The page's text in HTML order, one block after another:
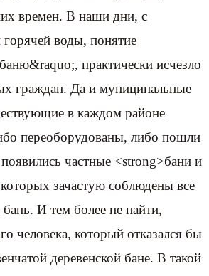
времен. В наши дни, с
горячей воды, понятие
практически исчезло
граждан. Да и муниципальные
в каждом районе
переоборудованы, либо пошли
частные <strong>бани и
зачастую соблюдены все
И тем более не найти,
человека, который отказался бы
деревенской бане. В такой